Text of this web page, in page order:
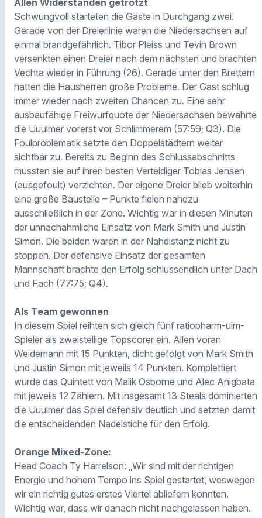
Allen Widerständen getrotzt
Schwungvoll starteten die Gäste in Durchgang zwei.
Gerade von der Dreierlinie waren die Niedersachsen auf
einmal brandgefährlich. Tibor Pleiss und Tevin Brown
versenkten einen Dreier nach dem nächsten und brachten
Vechta wieder in Führung (26). Gerade unter den Brettern
hatten die Hausherren große Probleme. Der Gast schlug
immer wieder nach zweiten Chancen zu. Eine sehr
ausbaufähige Freiwurfquote der Niedersachsen bewahrte
die Uuulmer vorerst vor Schlimmerem (57:59; Q3). Die
Foulproblematik setzte den Doppelstädtern weiter
sichtbar zu. Bereits zu Beginn des Schlussabschnitts
mussten sie auf ihren besten Verteidiger Tobias Jensen
(ausgefoult) verzichten. Der eigene Dreier blieb weiterhin
eine große Baustelle – Punkte fielen nahezu
ausschließlich in der Zone. Wichtig war in diesen Minuten
der unnachahmliche Einsatz von Mark Smith und Justin
Simon. Die beiden waren in der Nahdistanz nicht zu
stoppen. Der defensive Einsatz der gesamten
Mannschaft brachte den Erfolg schlussendlich unter Dach
und Fach (77:75; Q4).
Als Team gewonnen
In diesem Spiel reihten sich gleich fünf ratiopharm-ulm-
Spieler als zweistellige Topscorer ein. Allen voran
Weidemann mit 15 Punkten, dicht gefolgt von Mark Smith
und Justin Simon mit jeweils 14 Punkten. Komplettiert
wurde das Quintett von Malik Osborne und Alec Anigbata
mit jeweils 12 Zählern. Mit insgesamt 13 Steals dominierten
die Uuulmer das Spiel defensiv deutlich und setzten damit
die entscheidenden Nadelstiche für den Erfolg.
Orange Mixed-Zone:
Head Coach Ty Harrelson: „Wir sind mit der richtigen
Energie und hohem Tempo ins Spiel gestartet, weswegen
wir ein richtig gutes erstes Viertel abliefern konnten.
Wichtig war, dass wir danach nicht nachgelassen haben.